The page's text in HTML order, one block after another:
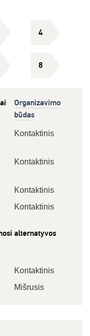
4
8
Organizavimo
būdas
Kontaktinis
Kontaktinis
Kontaktinis
Kontaktinis
alternatyvos
Kontaktinis
Mišrusis